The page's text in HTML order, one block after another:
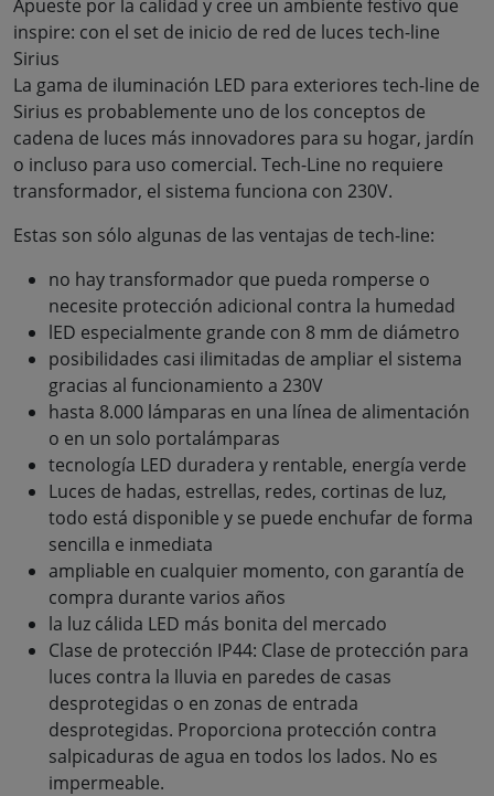
Apueste por la calidad y cree un ambiente festivo que
inspire: con el set de inicio de red de luces tech-line
Sirius
La gama de iluminación LED para exteriores tech-line de
Sirius es probablemente uno de los conceptos de
cadena de luces más innovadores para su hogar, jardín
o incluso para uso comercial. Tech-Line no requiere
transformador, el sistema funciona con 230V.
Estas son sólo algunas de las ventajas de tech-line:
no hay transformador que pueda romperse o
necesite protección adicional contra la humedad
lED especialmente grande con 8 mm de diámetro
posibilidades casi ilimitadas de ampliar el sistema
gracias al funcionamiento a 230V
hasta 8.000 lámparas en una línea de alimentación
o en un solo portalámparas
tecnología LED duradera y rentable, energía verde
Luces de hadas, estrellas, redes, cortinas de luz,
todo está disponible y se puede enchufar de forma
sencilla e inmediata
ampliable en cualquier momento, con garantía de
compra durante varios años
la luz cálida LED más bonita del mercado
Clase de protección IP44: Clase de protección para
luces contra la lluvia en paredes de casas
desprotegidas o en zonas de entrada
desprotegidas. Proporciona protección contra
salpicaduras de agua en todos los lados. No es
impermeable.